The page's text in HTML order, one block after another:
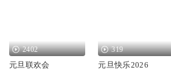
2402
元旦联欢会
319
元旦快乐2026